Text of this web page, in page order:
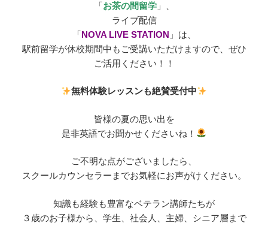
「お茶の間留学」、
ライブ配信
「NOVA LIVE STATION 」は、
駅前留学が休校期間中もご受講いただけますので、ぜひ
ご活用ください！！
無料体験レッスンも絶賛受付中
皆様の夏の思い出を
是非英語でお聞かせくださいね！
ご不明な点がございましたら、
スクールカウンセラーまでお気軽にお声がけください。
知識も経験も豊富なベテラン講師たちが
３歳のお子様から、学生、社会人、主婦、シニア層まで